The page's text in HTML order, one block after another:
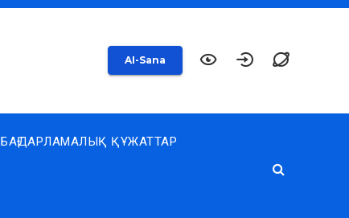
AI-Sana
БАҒДАРЛАМАЛЫҚ ҚҰЖАТТАР